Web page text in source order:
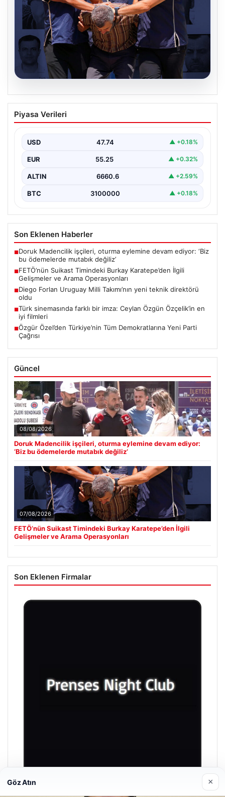
FETÖ’nün Suikast Timindeki Burkay
Karatepe’den İlgili Gelişmeler ve Arama
15 Temmuz darbe girişimi sırasında Cumhurbaşkanı
planında yer…
Piyasa Verileri
USD 47.74 ▲ +0.18%
EUR 55.25 ▲ +0.32%
ALTIN 6660.6 ▲ +2.59%
BTC 3100000 ▲ +0.18%
Son Eklenen Haberler
■Doruk Madencilik işçileri, oturma eylemine devam ediyor: ‘Biz
bu ödemelerde mutabık değiliz’
■FETÖ’nün Suikast Timindeki Burkay Karatepe’den İlgili
Gelişmeler ve Arama Operasyonları
■Diego Forlan Uruguay Milli Takımı’nın yeni teknik direktörü
oldu
■Türk sinemasında farklı bir imza: Ceylan Özgün Özçelik’in en
iyi filmleri
■Özgür Özel’den Türkiye’nin Tüm Demokratlarına Yeni Parti
Çağrısı
Güncel
08/08/2026
Doruk Madencilik işçileri, oturma eylemine devam ediyor:
‘Biz bu ödemelerde mutabık değiliz’
07/08/2026
FETÖ’nün Suikast Timindeki Burkay Karatepe’den İlgili
Gelişmeler ve Arama Operasyonları
Son Eklenen Firmalar
Göz Atın ×